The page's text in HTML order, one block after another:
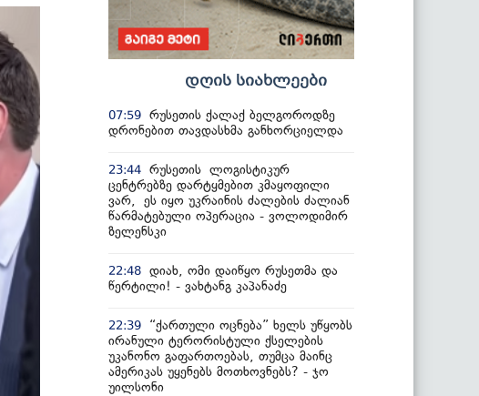
დღის სიახლეები
07:59 რუსეთის ქალაქ ბელგოროდზე
დრონებით თავდასხმა განხორციელდა
23:44 რუსეთის ლოგისტიკურ
ცენტრებზე დარტყმებით კმაყოფილი
ვარ, ეს იყო უკრაინის ძალების ძალიან
წარმატებული ოპერაცია - ვოლოდიმირ
ზელენსკი
22:48 დიახ, ომი დაიწყო რუსეთმა და
წერტილი! - ვახტანგ კაპანაძე
22:39
“ქართული ოცნება” ხელს უწყობს
ირანული ტერორისტული ქსელების
უკანონო გაფართოებას, თუმცა მაინც
ამერიკას უყენებს მოთხოვნებს? - ჯო
უილსონი